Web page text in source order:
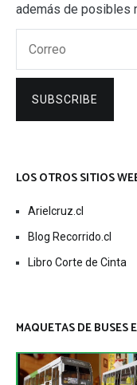
además de posibles
SUBSCRIBE
LOS OTROS SITIOS
Arielcruz.cl
Blog Recorrido.cl
Libro Corte de Cinta
MAQUETAS DE BUSES